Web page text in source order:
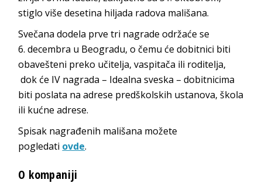
stiglo više desetina hiljada radova mališana.
Svečana dodela prve tri nagrade održaće se
6. decembra u Beogradu, o čemu će dobitnici biti
obavešteni preko učitelja, vaspitača ili roditelja,
dok će IV nagrada – Idealna sveska – dobitnicima
biti poslata na adrese predškolskih ustanova, škola
ili kućne adrese.
Spisak nagrađenih mališana možete
pogledati ovde.
O kompaniji